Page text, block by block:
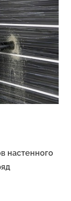
настенного